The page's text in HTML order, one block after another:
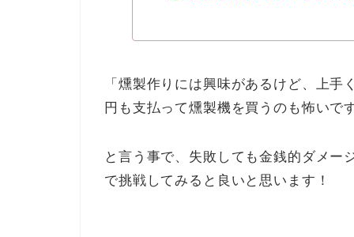
「燻製作りには興味があるけど、上
円も支払って燻製機を買うのも怖いで
と言う事で、失敗しても金銭的ダメー
で挑戦してみると良いと思います！